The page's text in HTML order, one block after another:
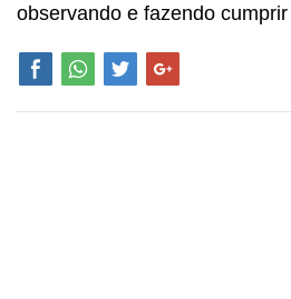
observando e fazendo